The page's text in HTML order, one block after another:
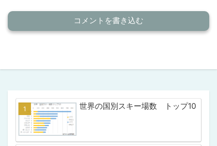
コメントを書き込む
世界の国別スキー場数 トップ10